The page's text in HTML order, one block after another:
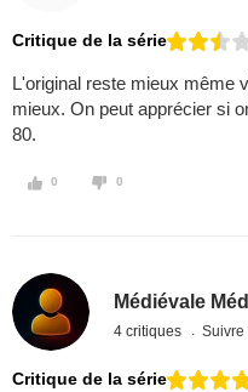
Critique de la série
L'original reste mieux même
mieux. On peut apprécier si
80.
0 0
Médiévale
4 critiques Suivre
Critique de la série